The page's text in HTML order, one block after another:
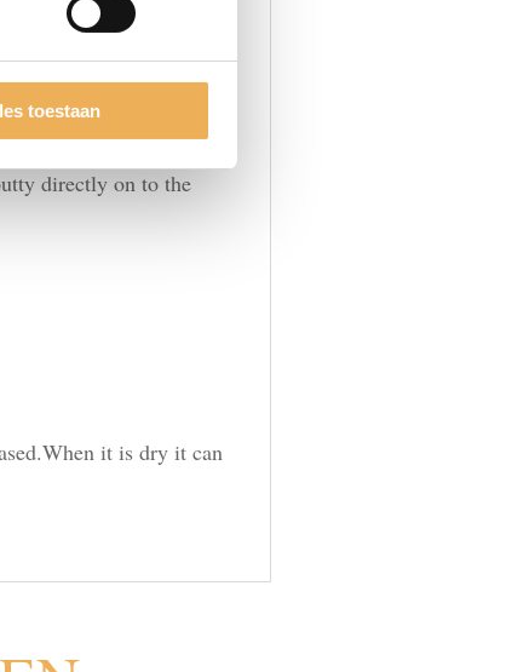
toestaan
dust. For use with
directly on to the
it is dry it can